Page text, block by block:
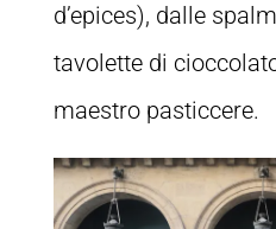
d’epices), dalle
tavolette di
maestro pasticcere.